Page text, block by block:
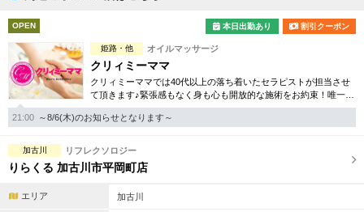
フットバスあり 岩盤浴あり
専用駐車場あり 有資格者在籍
日本人スタッフのみ 女性スタッフのみ
スタッフ指名可
駅から徒歩5分以内
OPEN 本日出勤あり 割引クーポン
姫路・他 オイルマッサージ
クリィミーママ
クリィミーママでは40代以上の落ち着いたセラピストが担当させ
て頂きます♪緊張感もなく身も心も開放的な施術をお約束！唯一無
二のミセス専門店となります。
21:00 ～8/6(木)のお知らせとなります～
加古川 リフレクソロジー
りらくる 加古川市平岡町店
エリア 加古川